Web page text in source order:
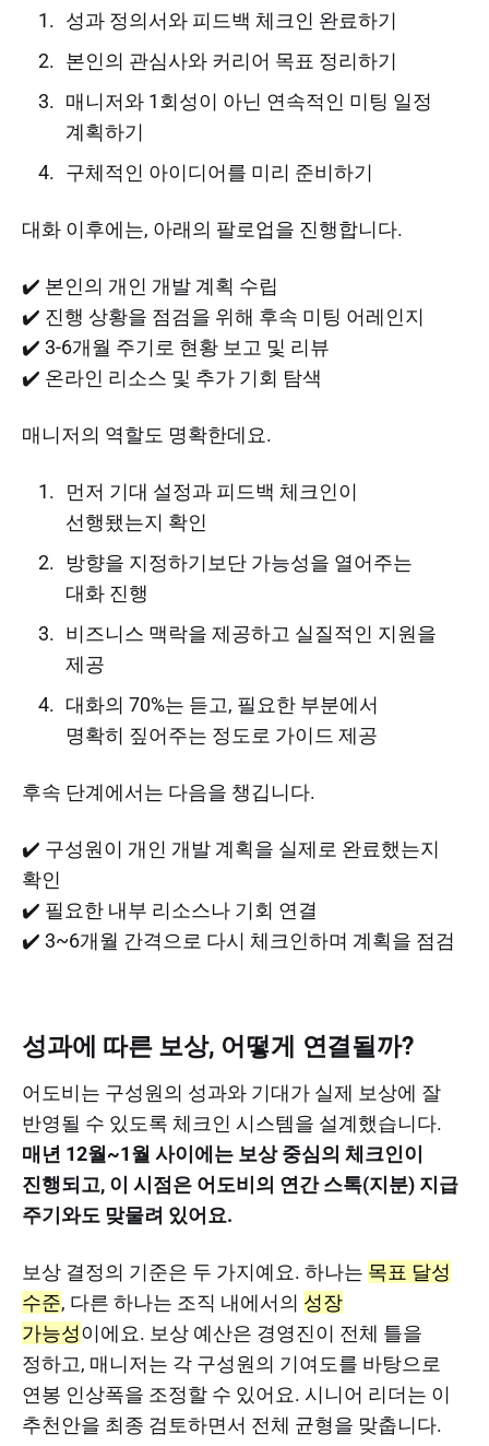
성과 정의서와 피드백 체크인 완료하기
본인의 관심사와 커리어 목표 정리하기
매니저와 1회성이 아닌 연속적인 미팅 일정
계획하기
구체적인 아이디어를 미리 준비하기
대화 이후에는, 아래의 팔로업을 진행합니다.
✔️ 본인의 개인 개발 계획 수립
✔️ 진행 상황을 점검을 위해 후속 미팅 어레인지
✔️ 3-6개월 주기로 현황 보고 및 리뷰
✔️ 온라인 리소스 및 추가 기회 탐색
매니저의 역할도 명확한데요.
먼저 기대 설정과 피드백 체크인이
선행됐는지 확인
방향을 지정하기보단 가능성을 열어주는
대화 진행
비즈니스 맥락을 제공하고 실질적인 지원을
제공
대화의 70%는 듣고, 필요한 부분에서
명확히 짚어주는 정도로 가이드 제공
후속 단계에서는 다음을 챙깁니다.
✔️ 구성원이 개인 개발 계획을 실제로 완료했는지
확인
✔️ 필요한 내부 리소스나 기회 연결
✔️ 3~6개월 간격으로 다시 체크인하며 계획을 점검
성과에 따른 보상, 어떻게 연결될까?
어도비는 구성원의 성과와 기대가 실제 보상에 잘
반영될 수 있도록 체크인 시스템을 설계했습니다.
매년 12월~1월 사이에는 보상 중심의 체크인이
진행되고, 이 시점은 어도비의 연간 스톡(지분) 지급
주기와도 맞물려 있어요.
보상 결정의 기준은 두 가지예요. 하나는 목표 달성
수준, 다른 하나는 조직 내에서의 성장
가능성이에요. 보상 예산은 경영진이 전체 틀을
정하고, 매니저는 각 구성원의 기여도를 바탕으로
연봉 인상폭을 조정할 수 있어요. 시니어 리더는 이
추천안을 최종 검토하면서 전체 균형을 맞춥니다.